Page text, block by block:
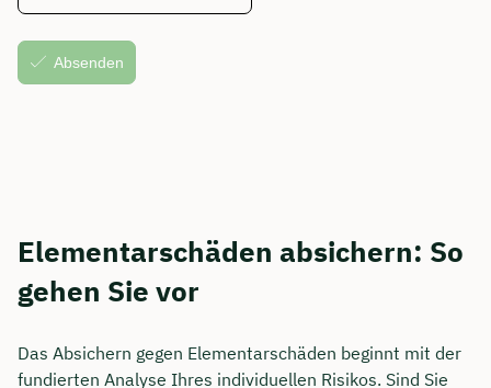
Elementarschäden absichern: So
gehen Sie vor
Das Absichern gegen Elementarschäden beginnt mit der
fundierten Analyse Ihres individuellen Risikos. Sind Sie